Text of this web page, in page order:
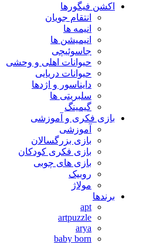
اکشن فیگورها
انتقام جویان
انیمه ها
انیمیشن ها
جاسوئیچی
حیوانات اهلی و وحشی
حیوانات دریایی
دایناسور و اژدها
سلبریتی ها
گیمینگ
بازی فکری و آموزشی
آموزشی
بازی بزرگسالان
بازی فکری کودکان
بازی های چوبی
روبیک
مولاژ
برندها
apt
artpuzzle
arya
baby born